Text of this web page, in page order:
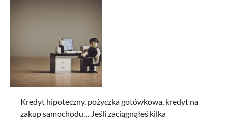
Kredyt hipoteczny, pożyczka gotówkowa, kredyt na
zakup samochodu… Jeśli zaciągnąłeś kilka